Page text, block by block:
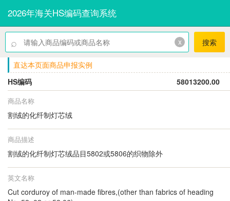
2026年海关HS编码查询系统
⌕ x 搜索
直达本页面商品申报实例
HS编码
58013200.00
商品名称
割绒的化纤制灯芯绒
商品描述
割绒的化纤制灯芯绒品目5802或5806的织物除外
英文名称
Cut corduroy of man-made fibres,(other than fabrics of heading